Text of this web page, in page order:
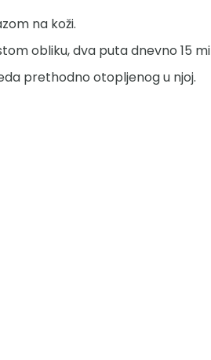
na koži.
obliku, dva puta dnevno 15
prethodno otopljenog u njoj.